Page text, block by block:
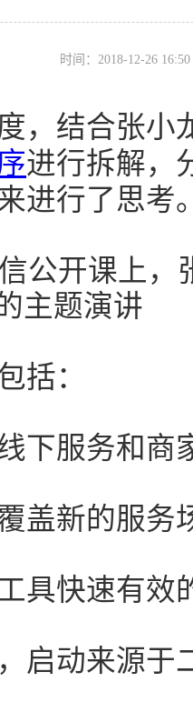
时间：2018-12-26
，结合张小
进行拆解，
进行了思考
公开课上
主题演讲
括：
下服务和商
盖新的服务
具快速有效
启动来源于